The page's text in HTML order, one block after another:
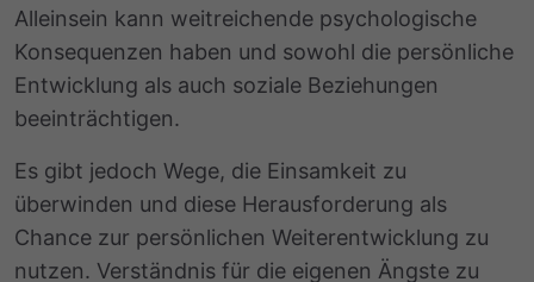
Alleinsein kann weitreichende psychologische
Konsequenzen haben und sowohl die persönliche
Entwicklung als auch soziale Beziehungen
beeinträchtigen.
Es gibt jedoch Wege, die Einsamkeit zu
überwinden und diese Herausforderung als
Chance zur persönlichen Weiterentwicklung zu
nutzen. Verständnis für die eigenen Ängste zu